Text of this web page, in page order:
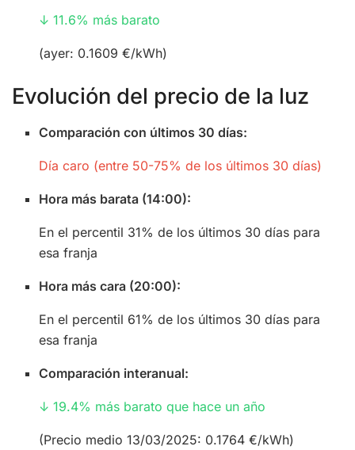
↓ 11.6% más barato
(ayer: 0.1609 €/kWh)
Evolución del precio de la luz
Comparación con últimos 30 días:
Día caro (entre 50-75% de los últimos 30 días)
Hora más barata (14:00):
En el percentil 31% de los últimos 30 días para
esa franja
Hora más cara (20:00):
En el percentil 61% de los últimos 30 días para
esa franja
Comparación interanual:
↓ 19.4% más barato que hace un año
(Precio medio 13/03/2025: 0.1764 €/kWh)